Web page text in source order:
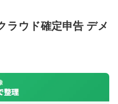
ラウド確定申告 デメ